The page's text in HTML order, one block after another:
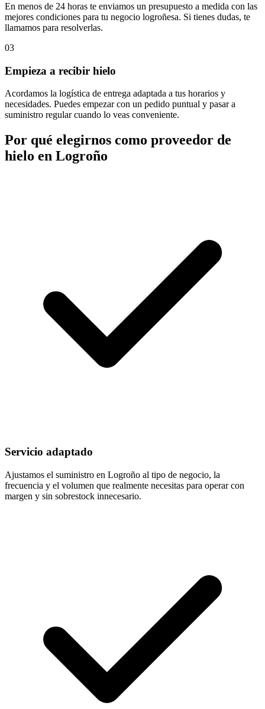
En menos de 24 horas te enviamos un presupuesto a medida con las
mejores condiciones para tu negocio logroñesa. Si tienes dudas, te
llamamos para resolverlas.
03
Empieza a recibir hielo
Acordamos la logística de entrega adaptada a tus horarios y
necesidades. Puedes empezar con un pedido puntual y pasar a
suministro regular cuando lo veas conveniente.
Por qué elegirnos como proveedor de
hielo en Logroño
Servicio adaptado
Ajustamos el suministro en Logroño al tipo de negocio, la
frecuencia y el volumen que realmente necesitas para operar con
margen y sin sobrestock innecesario.